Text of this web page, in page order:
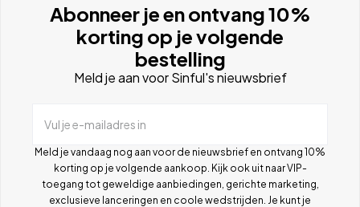
Abonneer je en ontvang 10%
korting op je volgende
bestelling
Meld je aan voor Sinful's nieuwsbrief
Vul je e-mailadres in
Meld je vandaag nog aan voor de nieuwsbrief en ontvang 10%
korting op je volgende aankoop. Kijk ook uit naar VIP-
toegang tot geweldige aanbiedingen, gerichte marketing,
exclusieve lanceringen en coole wedstrijden. Je kunt je